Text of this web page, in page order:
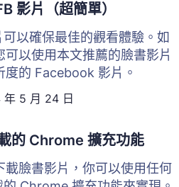
影片（超簡單）
以確保最佳的觀看體驗。如
以使用本文推薦的臉書影片
度的 Facebook 影片。
5 月 24 日
的 Chrome 擴充功能
載臉書影片，你可以使用任何